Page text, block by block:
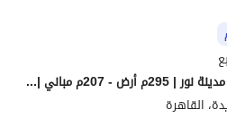
فيلا تاون هاوس كورنر للبيع في مدينة نور | 295م أرض - 207م مباني | حجز 2022 | مقدم 3.8 مليون | تقسيط حتى 2032 | فرصة استثمارية مميزة **
القاهرة